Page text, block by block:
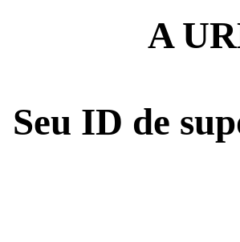
A
Seu ID de